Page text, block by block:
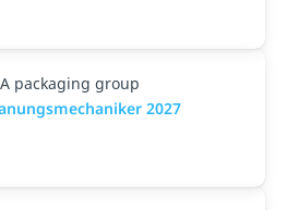
packaging group
2027